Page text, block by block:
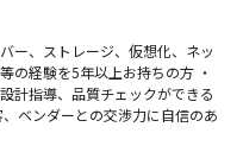
ー、ストレージ、仮想化、ネッ
の経験を5年以上お持ちの方 ・
計指導、品質チェックができる
ベンダーとの交渉力に自信のあ